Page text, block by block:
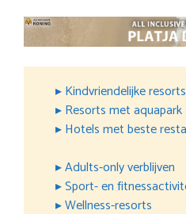
▸ Kindvriendelijke resorts
▸ Resorts met aquapark
▸ Hotels met beste
▸ Adults-only verblijven
▸ Sport- en
▸ Wellness-resorts